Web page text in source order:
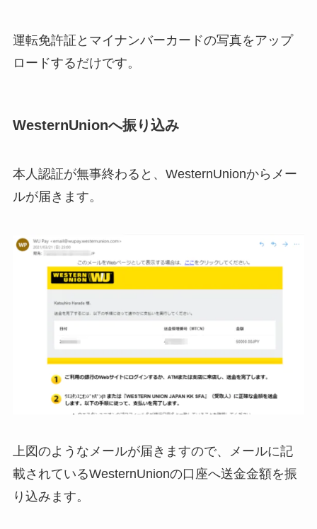
運転免許証とマイナンバーカードの写真をアップ
ロードするだけです。
WesternUnionへ振り込み
本人認証が無事終わると、WesternUnionからメー
ルが届きます。
上図のようなメールが届きますので、メールに記
載されているWesternUnionの口座へ送金金額を振
り込みます。